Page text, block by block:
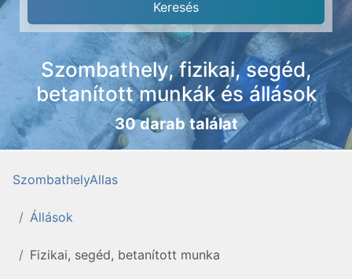
Szombathely, fizikai, segéd,
betanított munkák és állások
30 darab találat
SzombathelyAllas
Állások
Fizikai, segéd, betanított munka